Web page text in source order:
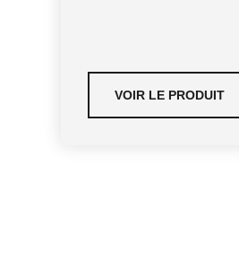
VOIR LE PRODUIT